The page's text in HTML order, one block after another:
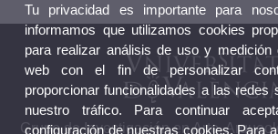
Grupo de Investigación en Arte,
Tu privacidad es importante para
informamos que utilizamos cookies
para realizar análisis de uso y medición
web con el fin de personalizar
proporcionar funcionalidades a las redes
nuestro tráfico. Para continuar
configuración de nuestras cookies. Para